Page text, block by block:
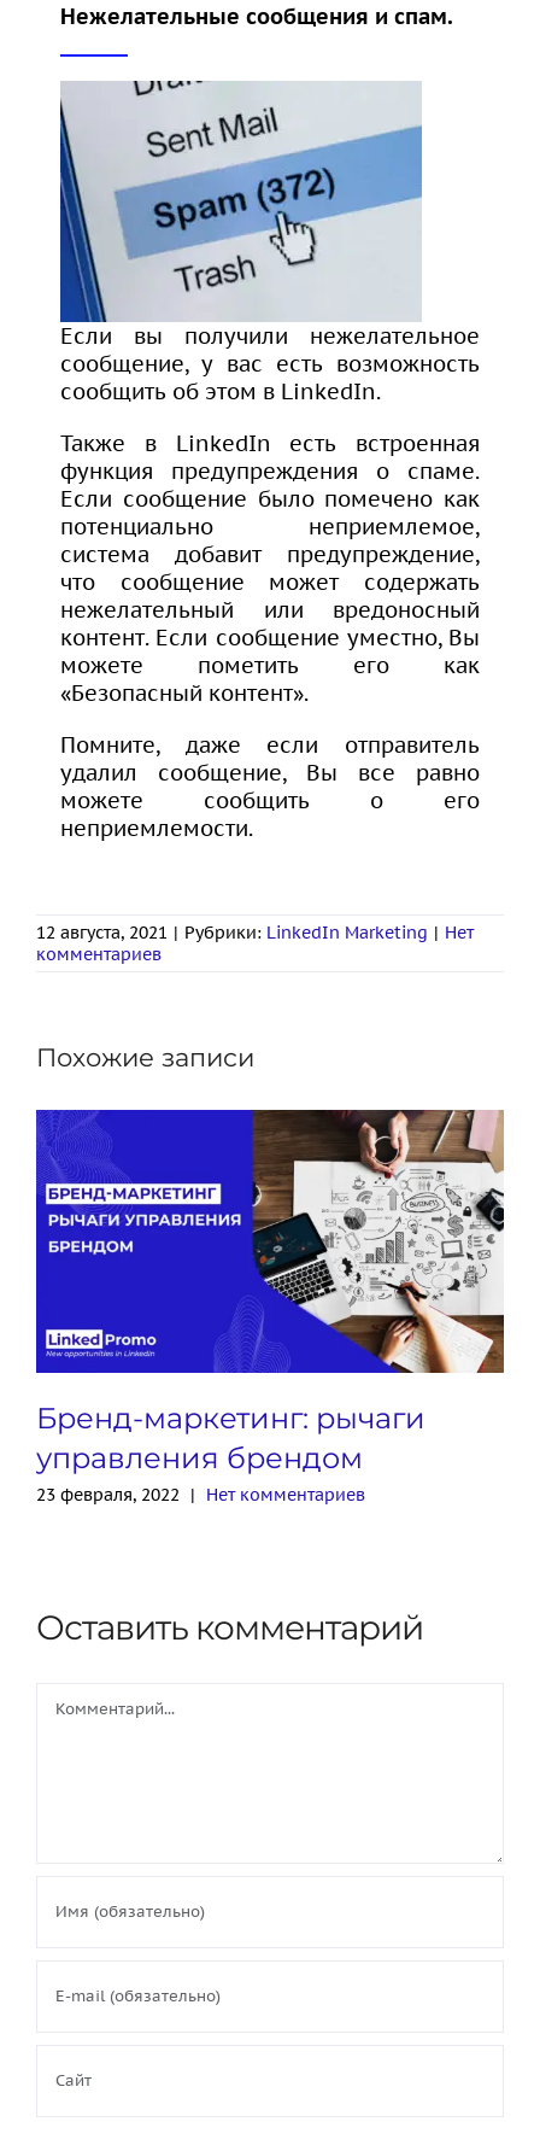
Нежелательные сообщения и спам.
Если вы получили нежелательное
сообщение, у вас есть возможность
сообщить об этом в LinkedIn.
Также в LinkedIn есть встроенная
функция предупреждения о спаме.
Если сообщение было помечено как
потенциально неприемлемое,
система добавит предупреждение,
что сообщение может содержать
нежелательный или вредоносный
контент. Если сообщение уместно, Вы
можете пометить его как
«Безопасный контент».
Помните, даже если отправитель
удалил сообщение, Вы все равно
можете сообщить о его
неприемлемости.
12 августа, 2021 | Рубрики: LinkedIn Marketing | Нет
комментариев
Похожие записи
Бренд-маркетинг: рычаги
управления брендом
23 февраля, 2022 | Нет комментариев
Оставить комментарий